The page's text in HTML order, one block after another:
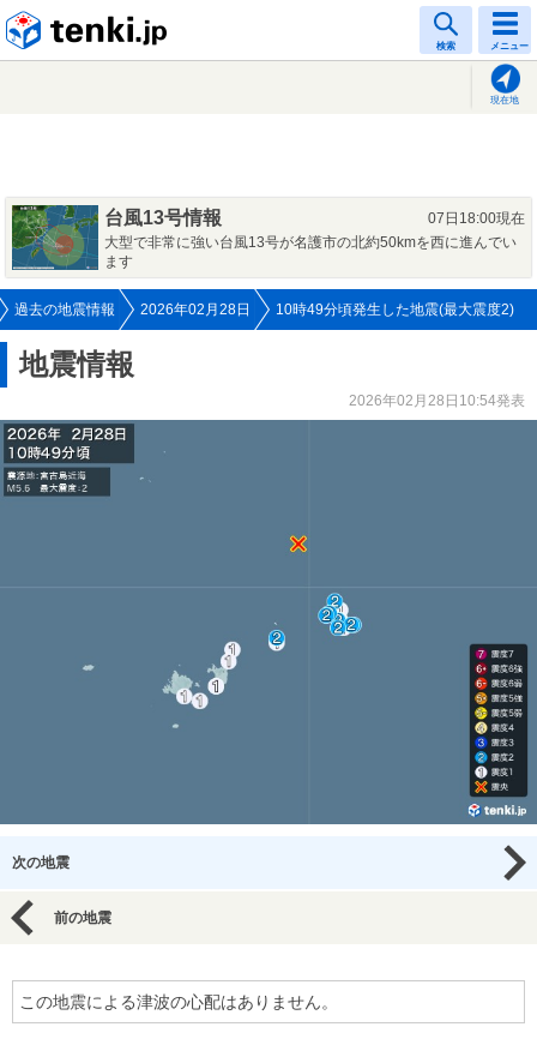
検索 メニュー
現在地
台風13号情報
07日18:00現在
大型で非常に強い台風13号が名護市の北約50kmを西に進んでい
ます
過去の地震情報 2026年02月28日 10時49分頃発生した地震(最大震度2)
地震情報
2026年02月28日10:54発表
次の地震
前の地震
この地震による津波の心配はありません。